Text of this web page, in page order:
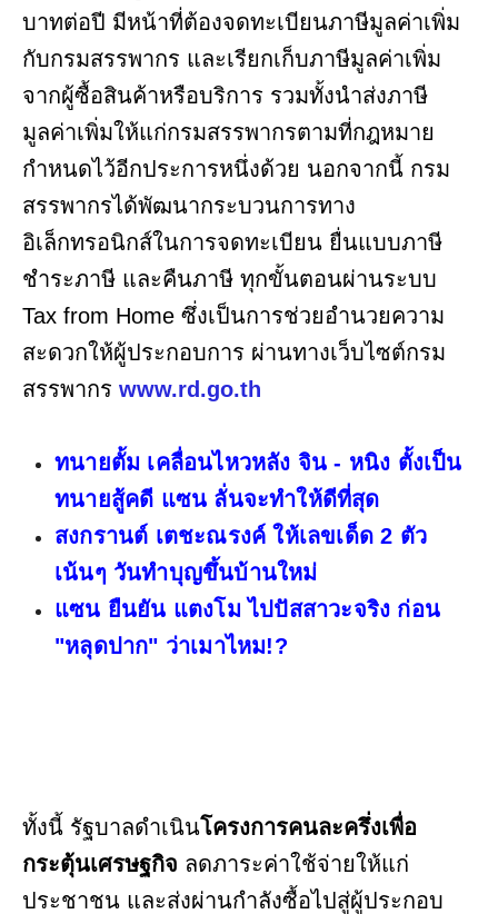
บาทต่อปี มีหน้าที่ต้องจดทะเบียนภาษีมูลค่าเพิ่ม
กับกรมสรรพากร และเรียกเก็บภาษีมูลค่าเพิ่ม
จากผู้ซื้อสินค้าหรือบริการ รวมทั้งนำส่งภาษี
มูลค่าเพิ่มให้แก่กรมสรรพากรตามที่กฎหมาย
กำหนดไว้อีกประการหนึ่งด้วย นอกจากนี้ กรม
สรรพากรได้พัฒนากระบวนการทาง
อิเล็กทรอนิกส์ในการจดทะเบียน ยื่นแบบภาษี
ชำระภาษี และคืนภาษี ทุกขั้นตอนผ่านระบบ
Tax from Home ซึ่งเป็นการช่วยอำนวยความ
สะดวกให้ผู้ประกอบการ ผ่านทางเว็บไซต์กรม
สรรพากร www.rd.go.th
ทนายตั้ม เคลื่อนไหวหลัง จิน - หนิง ตั้งเป็น
ทนายสู้คดี แซน ลั่นจะทำให้ดีที่สุด
สงกรานต์ เตชะณรงค์ ให้เลขเด็ด 2 ตัว
เน้นๆ วันทำบุญขึ้นบ้านใหม่
แซน ยืนยัน แตงโม ไปปัสสาวะจริง ก่อน
"หลุดปาก" ว่าเมาไหม!?
ทั้งนี้ รัฐบาลดำเนินโครงการคนละครึ่งเพื่อ
กระตุ้นเศรษฐกิจ ลดภาระค่าใช้จ่ายให้แก่
ประชาชน และส่งผ่านกำลังซื้อไปสู่ผู้ประกอบ